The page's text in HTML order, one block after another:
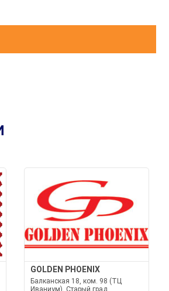
GOLDEN PHOENIX
Балканская 18, ком. 98 (ТЦ
Иваниум), Старый град